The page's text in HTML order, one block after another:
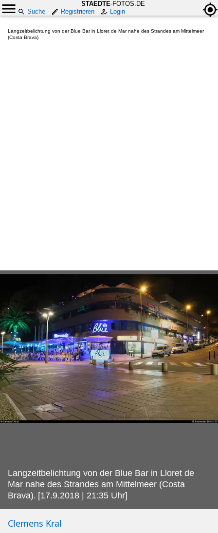
STAEDTE-FOTOS.DE
Suche
Registrieren Login
Langzeitbelichtung von der Blue Bar in Lloret de Mar nahe des Strandes am Mittelmeer
(Costa Brava)
Langzeitbelichtung von der Blue Bar in Lloret de
Mar nahe des Strandes am Mittelmeer (Costa
Brava). [17.9.2018 | 21:35 Uhr]
Clemens Kral